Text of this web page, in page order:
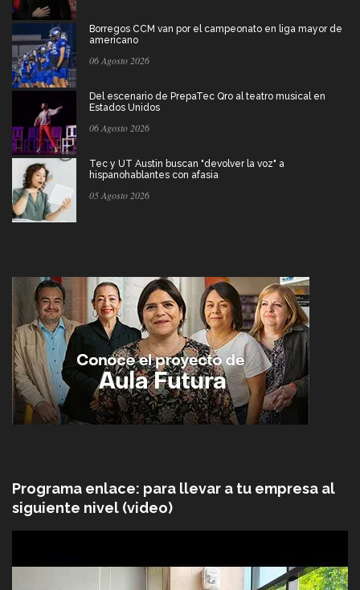
Borregos CCM van por el campeonato en liga mayor de
americano
06 Agosto 2026
Del escenario de PrepaTec Qro al teatro musical en
Estados Unidos
06 Agosto 2026
Tec y UT Austin buscan "devolver la voz" a
hispanohablantes con afasia
05 Agosto 2026
Programa enlace: para llevar a tu empresa al
siguiente nivel (video)